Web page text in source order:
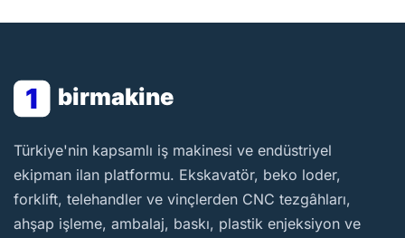
1 birmakine
BirMakine
Türkiye'nin kapsamlı iş makinesi ve endüstriyel
ekipman ilan platformu. Ekskavatör, beko loder,
forklift, telehandler ve vinçlerden CNC tezgâhları,
ahşap işleme, ambalaj, baskı, plastik enjeksiyon ve